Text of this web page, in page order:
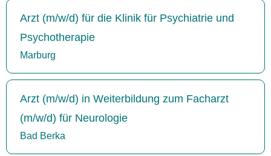
Arzt (m/w/d) für die Klinik für Psychiatrie und
Psychotherapie
Marburg
Arzt (m/w/d) in Weiterbildung zum Facharzt
(m/w/d) für Neurologie
Bad Berka